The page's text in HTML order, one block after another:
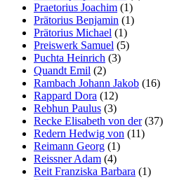
Praetorius Joachim (1)
Prätorius Benjamin (1)
Prätorius Michael (1)
Preiswerk Samuel (5)
Puchta Heinrich (3)
Quandt Emil (2)
Rambach Johann Jakob (16)
Rappard Dora (12)
Rebhun Paulus (3)
Recke Elisabeth von der(37)
Redern Hedwig von (11)
Reimann Georg (1)
Reissner Adam (4)
Reit Franziska Barbara (1)